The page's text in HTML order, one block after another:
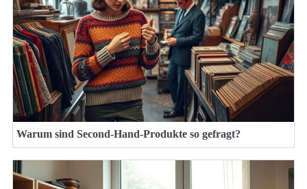
Warum sind Second-Hand-Produkte so gefragt?